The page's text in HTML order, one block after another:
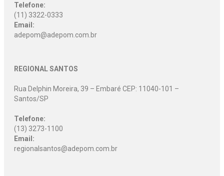
Telefone:
(11) 3322-0333
Email:
adepom@adepom.com.br
REGIONAL SANTOS
Rua Delphin Moreira, 39 – Embaré CEP: 11040-101 –
Santos/SP
Telefone:
(13) 3273-1100
Email:
regionalsantos@adepom.com.br